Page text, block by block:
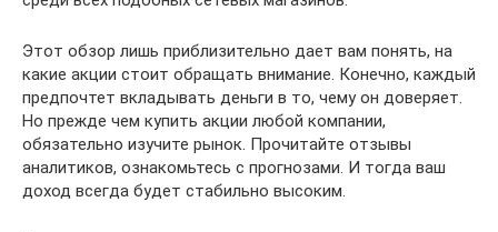
Этот обзор лишь приблизительно дает вам понять, на
какие акции стоит обращать внимание. Конечно, каждый
предпочтет вкладывать деньги в то, чему он доверяет.
Но прежде чем купить акции любой компании,
обязательно изучите рынок. Прочитайте отзывы
аналитиков, ознакомьтесь с прогнозами. И тогда ваш
доход всегда будет стабильно высоким.